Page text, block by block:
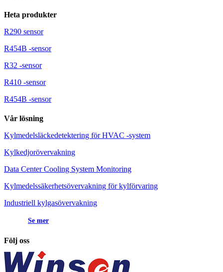
Heta produkter
R290 sensor
R454B -sensor
R32 -sensor
R410 -sensor
R454B -sensor
Vår lösning
Kylmedelsläckedetektering för HVAC -system
Kylkedjorövervakning
Data Center Cooling System Monitoring
Kylmedelssäkerhetsövervakning för kylförvaring
Industriell kylgasövervakning
Se mer
Följ oss